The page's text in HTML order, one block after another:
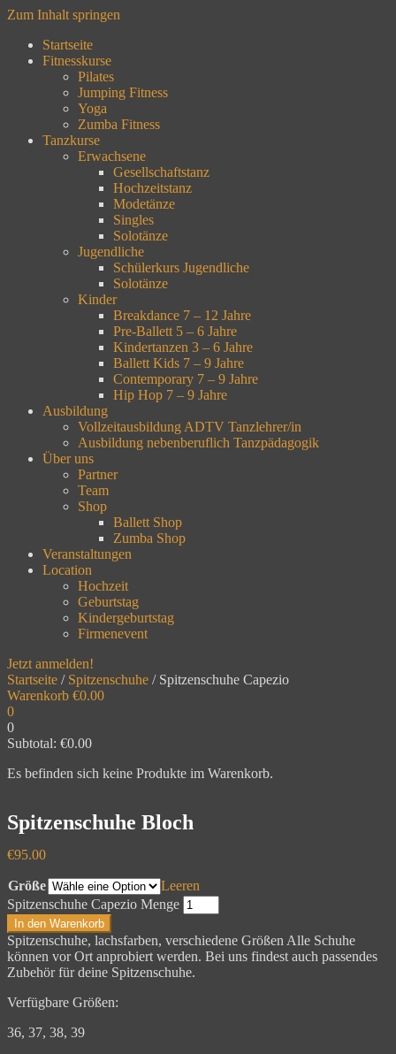
Zum Inhalt springen
Startseite
Fitnesskurse
Pilates
Jumping Fitness
Yoga
Zumba Fitness
Tanzkurse
Erwachsene
Gesellschaftstanz
Hochzeitstanz
Modetänze
Singles
Solotänze
Jugendliche
Schülerkurs Jugendliche
Solotänze
Kinder
Breakdance 7 – 12 Jahre
Pre-Ballett 5 – 6 Jahre
Kindertanzen 3 – 6 Jahre
Ballett Kids 7 – 9 Jahre
Contemporary 7 – 9 Jahre
Hip Hop 7 – 9 Jahre
Ausbildung
Vollzeitausbildung ADTV Tanzlehrer/in
Ausbildung nebenberuflich Tanzpädagogik
Über uns
Partner
Team
Shop
Ballett Shop
Zumba Shop
Veranstaltungen
Location
Hochzeit
Geburtstag
Kindergeburtstag
Firmenevent
Jetzt anmelden!
Startseite / Spitzenschuhe / Spitzenschuhe Capezio
Warenkorb €0.00
0
0
Subtotal: €0.00
Es befinden sich keine Produkte im Warenkorb.
Spitzenschuhe Bloch
€95.00
Größe
Leeren
Spitzenschuhe Capezio Menge
In den Warenkorb
Spitzenschuhe, lachsfarben, verschiedene Größen Alle Schuhe
können vor Ort anprobiert werden. Bei uns findest auch passendes
Zubehör für deine Spitzenschuhe.
Verfügbare Größen:
36, 37, 38, 39